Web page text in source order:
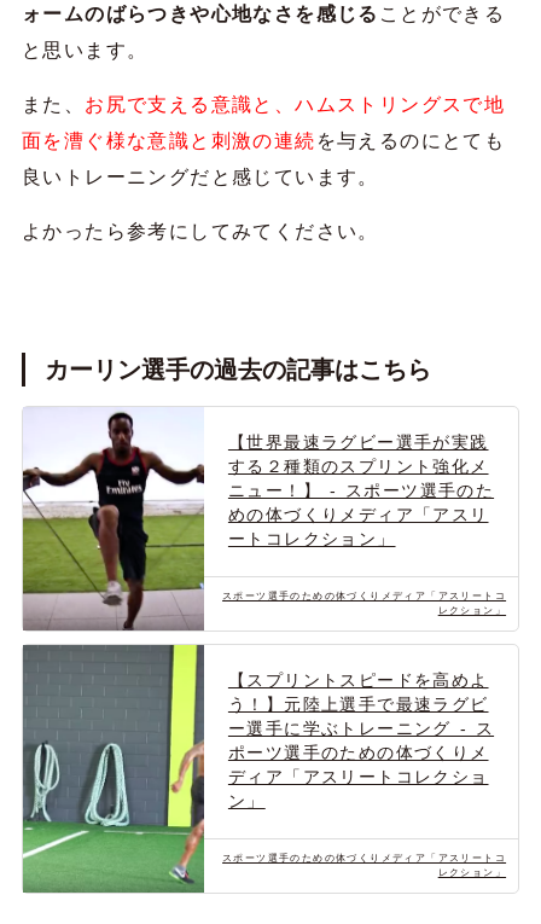
ォームのばらつきや心地なさを感じる ことができる
と思います。
また、 お尻で支える意識と、ハムストリングスで地
面を漕ぐ様な意識と刺激の連続 を与えるのにとても
良いトレーニングだと感じています。
よかったら参考にしてみてください。
カーリン選手の過去の記事はこちら
【世界最速ラグビー選手が実践
する２種類のスプリント強化メ
ニュー！】 - スポーツ選手のた
めの体づくりメディア「アスリ
ートコレクション」
スポーツ選手のための体づくりメディア「アスリートコ
レクション」
【スプリントスピードを高めよ
う！】元陸上選手で最速ラグビ
ー選手に学ぶトレーニング - ス
ポーツ選手のための体づくりメ
ディア「アスリートコレクショ
ン」
スポーツ選手のための体づくりメディア「アスリートコ
レクション」